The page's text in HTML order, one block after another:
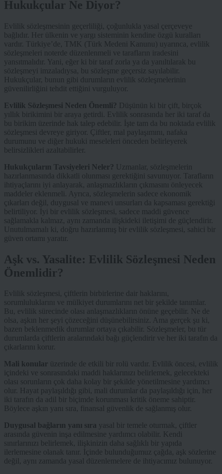
Hukukçular Ne Diyor?
Evlilik sözleşmesinin geçerliliği, çoğunlukla yasal çerçeveye
bağlıdır. Her ülkenin ve yargı sisteminin kendine özgü kuralları
vardır. Türkiye’de, TMK (Türk Medeni Kanunu) uyarınca, evlilik
sözleşmeleri noterde düzenlenmeli ve tarafların iradesini
yansıtmalıdır. Yani, eğer ki bir taraf zorla ya da yanıltılarak bu
sözleşmeyi imzaladıysa, bu sözleşme geçersiz sayılabilir.
Hukukçular, bunun gibi durumların evlilik sözleşmelerinin
güvenilirliğini tehdit ettiğini vurguluyor.
Evlilik Sözleşmesi Neden Önemli? Düşünün ki bir çift, birçok
yıllık birikimini bir araya getirdi. Evlilik sonrasında her iki taraf da
bu birikim üzerinde hak talep edebilir. İşte tam da bu noktada evlilik
sözleşmesi devreye giriyor. Çiftler, mal paylaşımını, nafaka
durumunu ve diğer hukuki meseleleri önceden belirleyerek
belirsizlikleri azaltabilirler.
Hukukçuların Tavsiyeleri Neler? Uzmanlar, sözleşmelerin
hazırlanmasında dikkatli olunması gerektiğini savunuyor. Tarafların
ihtiyaçlarını iyi anlayarak, anlaşmazlıkların çıkmasını önleyecek
maddeler eklenmeli. Ayrıca, sözleşmelerin sadece ekonomik
çıkarları değil, duygusal ve manevi unsurları da kapsaması gerektiği
belirtiliyor. İyi bir evlilik sözleşmesi, sadece maddi güvence
sağlamakla kalmaz, aynı zamanda ilişkideki iletişimi de güçlendirir.
Unutulmamalı ki, doğru hazırlanmış bir evlilik sözleşmesi, sahici bir
güven ortamı yaratır.
Aşk vs. Yasalite: Evlilik Sözleşmesi Neden
Önemlidir?
Evlilik sözleşmesi, çiftlerin birbirlerine dair haklarını,
sorumluluklarını ve mülkiyet durumlarını net bir şekilde tanımlar.
Bu, evlilik sürecinde olası anlaşmazlıkların önüne geçebilir. Ne de
olsa, aşkın her şeyi çözeceğini düşünebilirsiniz. Ama gerçek şu ki,
bazen beklenmedik durumlar ortaya çıkabilir. Sözleşmeler, bu tür
durumlarda çiftlerin aralarındaki bağı güçlendirir ve her iki tarafın da
çıkarlarını korur.
Mali konular üzerinde de etkili bir rolü vardır. Evlilik öncesi, evlilik
içindeki ve sonrasındaki maddi haklarınızı belirlemek, gelecekteki
olası sorunların çok daha kolay bir şekilde yönetilmesine yardımcı
olur. Hayat paylaşıldığı gibi, mali durumlar da paylaşıldığı için, her
iki tarafın da adil bir biçimde korunması kritik öneme sahiptir.
Böylece aşkın yanı sıra, finansal güvenlik de sağlanmış olur.
Duygusal bağların yanı sıra yasal bir temele oturmak, çiftler
arasında güvenin inşa edilmesine yardımcı olabilir. Kendi
sınırlarınızı belirlemek, ilişkinizin daha sağlıklı bir yapıda
ilerlemesine olanak tanır. İçinde bulunduğumuz çağda, aşk sözlerine
değil, aynı zamanda yasal düzenlemelere de ihtiyacımız bulunuyor.